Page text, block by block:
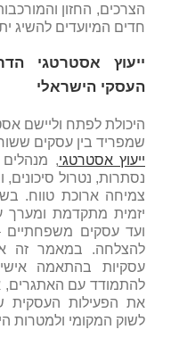
הצרכים, החזון
חדים המיועדים להשיג
ייעוץ אסטרטגי
העסקי הישראלי
היכולת לפתח וליישם
שמפריד בין עסקים ש
ייעוץ אסטרטגי, מנהלים
נסתרות, נטרול סיכונים,
צמיחה ארוכת טווח.
יזמית מתקדמת ומערך
ועד עסקים
להצלחה. במאמר זה
עסקיות בהתאמה
להתמודד עם האתגרים,
את הפעילות העסקית
לשוק המקומי ולמטרות